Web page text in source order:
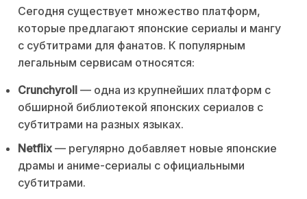
Сегодня существует множество платформ,
которые предлагают японские сериалы и мангу
с субтитрами для фанатов. К популярным
легальным сервисам относятся:
Crunchyroll — одна из крупнейших платформ с
обширной библиотекой японских сериалов с
субтитрами на разных языках.
Netflix — регулярно добавляет новые японские
драмы и аниме-сериалы с официальными
субтитрами.